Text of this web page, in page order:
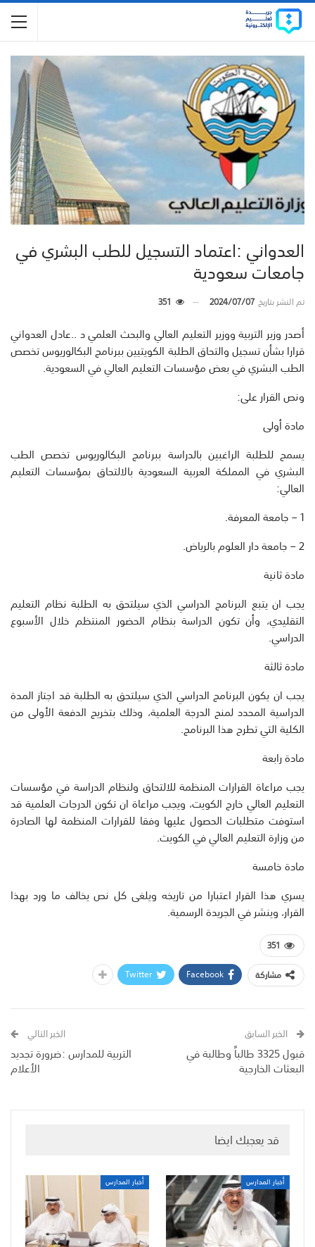
العدواني :اعتماد التسجيل للطب البشري في
جامعات سعودية
تم النشر بتاريخ2024/07/07
351
أصدر وزير التربية ووزير التعليم العالي والبحث العلمي د ..عادل العدواني
قرارا بشأن تسجيل والتحاق الطلبة الكويتيين ببرنامج البكالوريوس تخصص
الطب البشري في بعض مؤسسات التعليم العالي في السعودية.
ونص القرار على:
مادة أولى
يسمح للطلبة الراغبين بالدراسة ببرنامج البكالوريوس تخصص الطب
البشري في المملكة العربية السعودية بالالتحاق بمؤسسات التعليم
العالي:
1 – جامعة المعرفة.
2 – جامعة دار العلوم بالرياض.
مادة ثانية
يجب ان يتبع البرنامج الدراسي الذي سيلتحق به الطلبة نظام التعليم
التقليدي، وأن تكون الدراسة بنظام الحضور المنتظم خلال الأسبوع
الدراسي.
مادة ثالثة
يجب ان يكون البرنامج الدراسي الذي سيلتحق به الطلبة قد اجتاز المدة
الدراسية المحدد لمنح الدرجة العلمية، وذلك بتخريج الدفعة الأولى من
الكلية التي تطرح هذا البرنامج.
مادة رابعة
يجب مراعاة القرارات المنظمة للالتحاق ولنظام الدراسة في مؤسسات
التعليم العالي خارج الكويت، ويجب مراعاة ان تكون الدرجات العلمية قد
استوفت متطلبات الحصول عليها وفقا للقرارات المنظمة لها الصادرة
من وزارة التعليم العالي في الكويت.
مادة خامسة
يسري هذا القرار اعتبارا من تاريخه ويلغى كل نص يخالف ما ورد بهذا
القرار، وينشر في الجريدة الرسمية.
351
مشاركة
Facebook
Twitter
الخبر السابق
قبول 3325 طالباً وطالبة في
البعثات الخارجية
الخبر التالي
التربية للمدارس :ضرورة تجديد
الأعلام
قد يعجبك ايضا
أخبار المدارس أخبار المدارس